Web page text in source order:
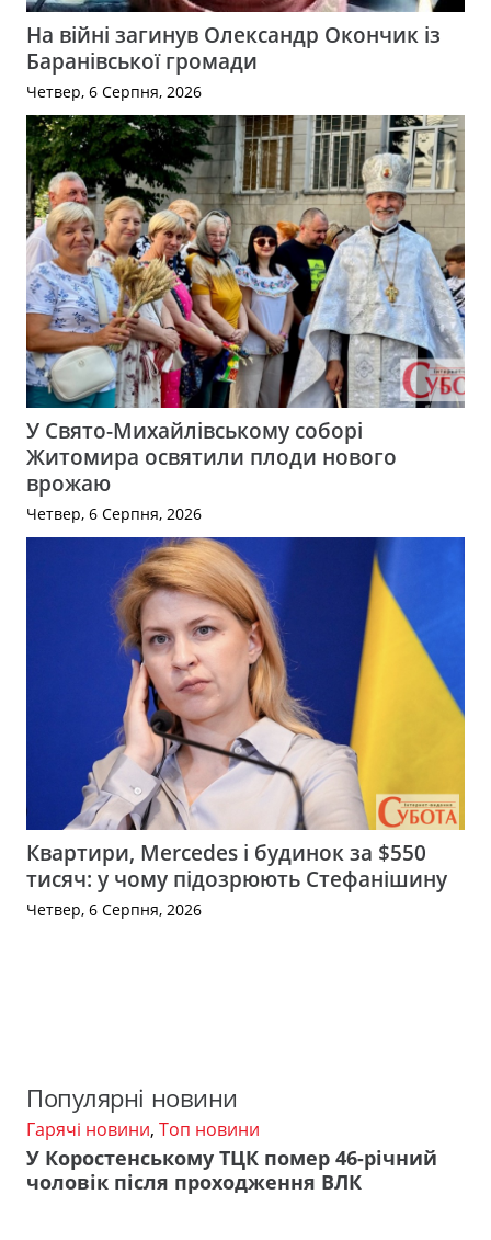
На війні загинув Олександр Окончик із
Баранівської громади
Четвер, 6 Серпня, 2026
У Свято-Михайлівському соборі
Житомира освятили плоди нового
врожаю
Четвер, 6 Серпня, 2026
Квартири, Mercedes і будинок за $550
тисяч: у чому підозрюють Стефанішину
Четвер, 6 Серпня, 2026
Популярні новини
Гарячі новини, Топ новини
У Коростенському ТЦК помер 46-річний
чоловік після проходження ВЛК